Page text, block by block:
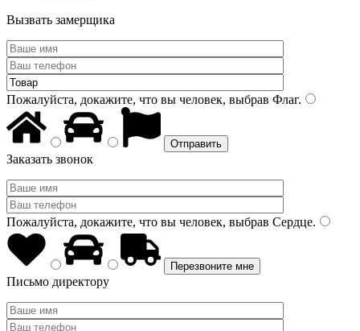
Вызвать замерщика
Пожалуйста, докажите, что вы человек, выбрав Флаг.
Заказать звонок
Пожалуйста, докажите, что вы человек, выбрав Сердце.
Письмо директору